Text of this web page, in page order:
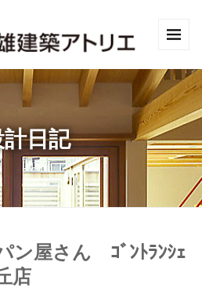
日記
ン屋さん ｺﾞﾝﾄﾗﾝｼｪ
店